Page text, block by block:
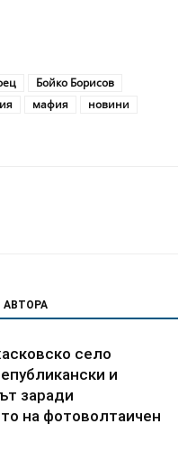
Бойко Борисов
мафия
новини
АВТОРА
село
и
заради
на фотоволтаичен